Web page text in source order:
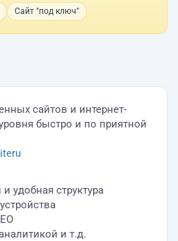
Сайт "под ключ"
сайтов и интернет-
быстро и по приятной
удобная структура
и т.д.